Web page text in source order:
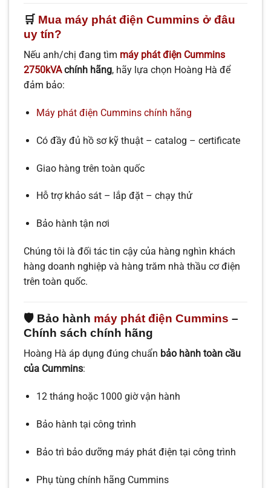
🛒 Mua máy phát điện Cummins ở đâu
uy tín?
Nếu anh/chị đang tìm máy phát điện Cummins
2750kVAchính hãng, hãy lựa chọn Hoàng Hà để
đảm bảo:
Máy phát điện Cummins chính hãng
Có đầy đủ hồ sơ kỹ thuật – catalog – certificate
Giao hàng trên toàn quốc
Hỗ trợ khảo sát – lắp đặt – chạy thử
Bảo hành tận nơi
Chúng tôi là đối tác tin cậy của hàng nghìn khách
hàng doanh nghiệp và hàng trăm nhà thầu cơ điện
trên toàn quốc.
🛡️ Bảo hành máy phát điện Cummins –
Chính sách chính hãng
Hoàng Hà áp dụng đúng chuẩn bảo hành toàn cầu
của Cummins:
12 tháng hoặc 1000 giờ vận hành
Bảo hành tại công trình
Bảo trì bảo dưỡng máy phát điện tại công trình
Phụ tùng chính hãng Cummins